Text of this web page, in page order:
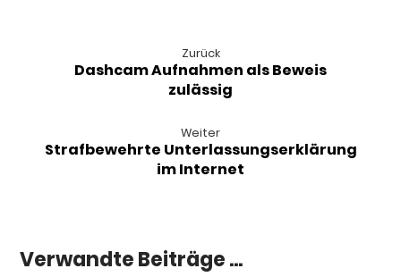
Zurück
Dashcam Aufnahmen als Beweis
zulässig
Weiter
Strafbewehrte Unterlassungserklärung
im Internet
Verwandte Beiträge ...